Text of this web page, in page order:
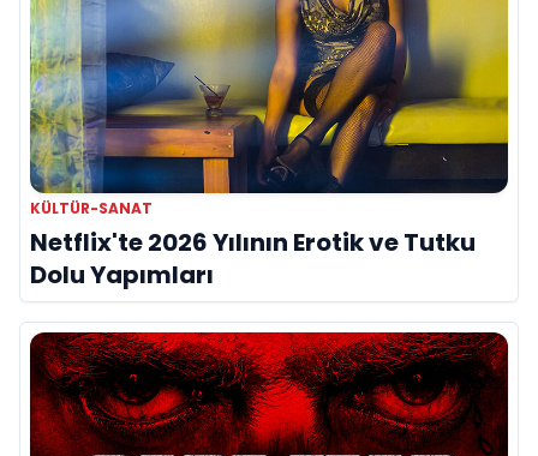
KÜLTÜR-SANAT
Netflix'te 2026 Yılının Erotik ve Tutku
Dolu Yapımları